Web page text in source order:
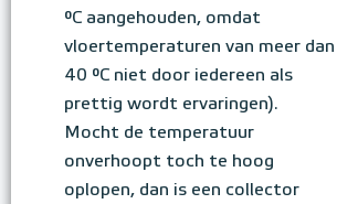
°C aangehouden, omdat
vloertemperaturen van meer dan
40 °C niet door iedereen als
prettig wordt ervaringen).
Mocht de temperatuur
onverhoopt toch te hoog
oplopen, dan is een collector